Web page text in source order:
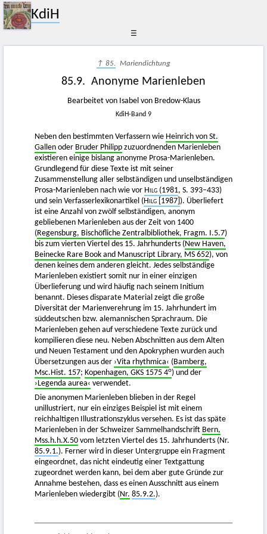
KdiH
☰
↑ 85. Mariendichtung
85.9. Anonyme Marienleben
Bearbeitet von Isabel von Bredow-Klaus
KdiH-Band 9
Neben den bestimmten Verfassern wie Heinrich von St.
Gallen oder Bruder Philipp zuzuordnenden Marienleben
existieren einige bislang anonyme Prosa-Marienleben.
Grundlegend für diese Texte ist mit seiner
Zusammenstellung aller selbständigen und unselbständigen
Prosa-Marienleben nach wie vor Hilg (1981, S. 393–433)
und sein Verfasserlexikonartikel (Hilg [1987] ). Überliefert
ist eine Anzahl von zwölf selbständigen, anonym
gebliebenen Marienleben aus der Zeit von 1400
(Regensburg, Bischöfliche Zentralbibliothek, Fragm. I.5.7)
bis zum vierten Viertel des 15. Jahrhunderts (New Haven,
Beinecke Rare Book and Manuscript Library, MS 652), von
denen keines dem anderen gleicht. Jedes selbständige
Marienleben existiert somit nur in einer einzigen
Überlieferung und wird häufig nach seinem Initium
benannt. Dieses disparate Material zeigt die große
Diversität der Marienverehrung im 15. Jahrhundert im
süddeutschen bzw. alemannischen Sprachraum. Die
Marienleben gehen auf verschiedene Texte zurück und
kompilieren diese neu. Neben Abschnitten aus dem Alten
und Neuen Testament und den Apokryphen wurden auch
Übersetzungen aus der ›Vita rhythmica‹ (Bamberg,
Msc.Hist. 157; Kopenhagen, GKS 1575 4o) und der
›Legenda aurea‹ verwendet.
Die anonymen Marienleben blieben in der Regel
unillustriert, nur ein einziges Beispiel ist mit einem
reichhaltigen Illustrationszyklus versehen. Es ist das späte
Marienleben in der Schweizer Sammelhandschrift Bern,
Mss.h.h.X.50 vom letzten Viertel des 15. Jahrhunderts (Nr.
85.9.1.). Ferner wird in dieser Untergruppe ein Fragment
eingeordnet, das nicht eindeutig einer Textgattung
zugeordnet werden kann, bei dem aber gute Gründe zur
Annahme bestehen, dass es einen Ausschnitt aus einem
Marienleben wiedergibt ( Nr. 85.9.2.).